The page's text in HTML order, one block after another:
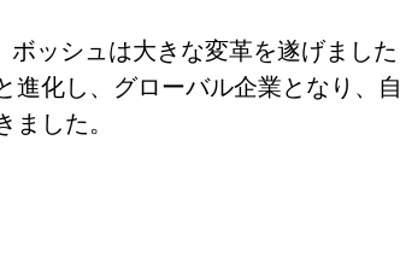
ッシュは大きな変革を遂げまし
進化し、グローバル企業となり、
した。